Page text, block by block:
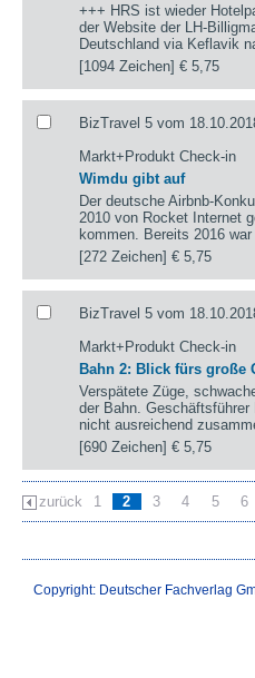
+++ HRS ist wieder
der Website der LH-
Deutschland via Keflavik
[1094 Zeichen]€ 5,75
BizTravel 5 vom
Markt+Produkt Check-in
Wimdu gibt auf
Der deutsche Airbnb-
2010 von Rocket Internet
kommen. Bereits 2016
[272 Zeichen]€ 5,75
BizTravel 5 vom
Markt+Produkt Check-in
Bahn 2: Blick fürs große
Verspätete Züge,
der Bahn.
nicht ausreichend
[690 Zeichen]€ 5,75
zurück 1 2 3 4 5 6
Copyright: Deutscher Fachverlag